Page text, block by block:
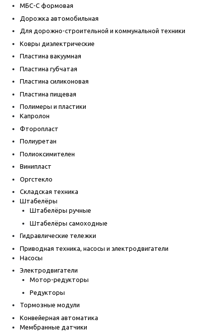
МБС-С формовая
Дорожка автомобильная
Для дорожно-строительной и коммунальной техники
Ковры диэлектрические
Пластина вакуумная
Пластина губчатая
Пластина силиконовая
Пластина пищевая
Полимеры и пластики
Капролон
Фторопласт
Полиуретан
Полиоксимителен
Винипласт
Оргстекло
Складская техника
Штабелёры
Штабелёры ручные
Штабелёры самоходные
Гидравлические тележки
Приводная техника, насосы и электродвигатели
Насосы
Электродвигатели
Мотор-редукторы
Редукторы
Тормозные модули
Конвейерная автоматика
Мембранные датчики